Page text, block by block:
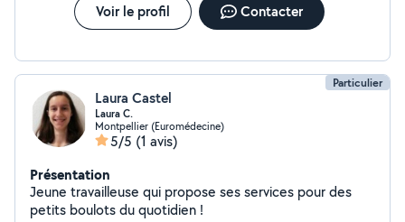
Voir le profil Contacter
Particulier
Laura Castel
Laura C.
Montpellier (Euromédecine)
5/5 (1 avis)
Présentation
Jeune travailleuse qui propose ses services pour des
petits boulots du quotidien !